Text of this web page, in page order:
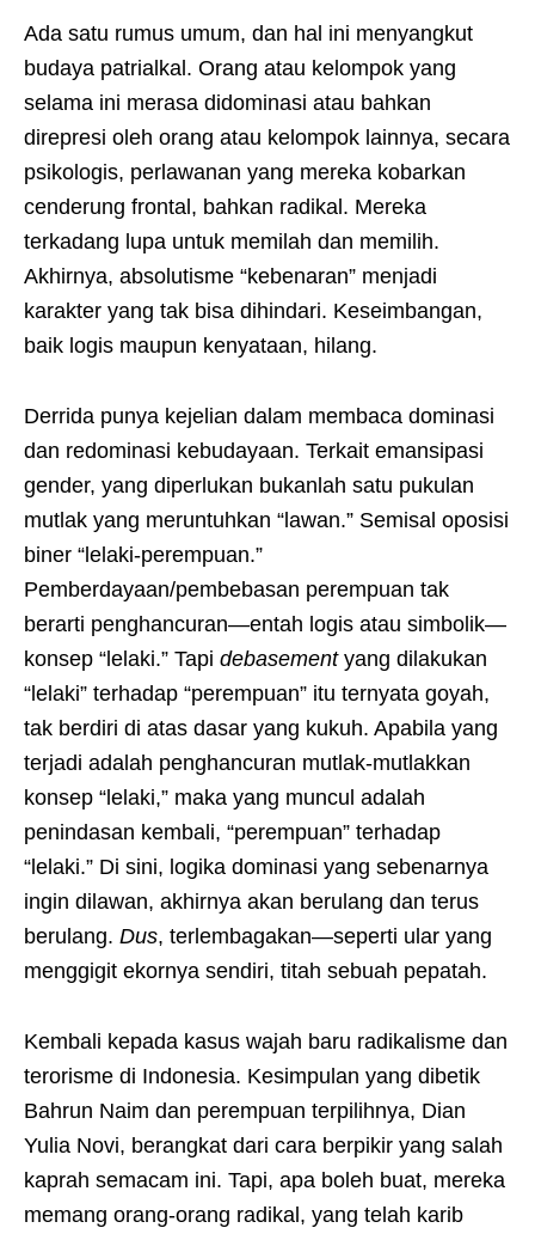
Ada satu rumus umum, dan hal ini menyangkut
budaya patrialkal. Orang atau kelompok yang
selama ini merasa didominasi atau bahkan
direpresi oleh orang atau kelompok lainnya, secara
psikologis, perlawanan yang mereka kobarkan
cenderung frontal, bahkan radikal. Mereka
terkadang lupa untuk memilah dan memilih.
Akhirnya, absolutisme “kebenaran” menjadi
karakter yang tak bisa dihindari. Keseimbangan,
baik logis maupun kenyataan, hilang.
Derrida punya kejelian dalam membaca dominasi
dan redominasi kebudayaan. Terkait emansipasi
gender, yang diperlukan bukanlah satu pukulan
mutlak yang meruntuhkan “lawan.” Semisal oposisi
biner “lelaki-perempuan.”
Pemberdayaan/pembebasan perempuan tak
berarti penghancuran—entah logis atau simbolik—
konsep “lelaki.” Tapi debasement yang dilakukan
“lelaki” terhadap “perempuan” itu ternyata goyah,
tak berdiri di atas dasar yang kukuh. Apabila yang
terjadi adalah penghancuran mutlak-mutlakkan
konsep “lelaki,” maka yang muncul adalah
penindasan kembali, “perempuan” terhadap
“lelaki.” Di sini, logika dominasi yang sebenarnya
ingin dilawan, akhirnya akan berulang dan terus
berulang. Dus, terlembagakan—seperti ular yang
menggigit ekornya sendiri, titah sebuah pepatah.
Kembali kepada kasus wajah baru radikalisme dan
terorisme di Indonesia. Kesimpulan yang dibetik
Bahrun Naim dan perempuan terpilihnya, Dian
Yulia Novi, berangkat dari cara berpikir yang salah
kaprah semacam ini. Tapi, apa boleh buat, mereka
memang orang-orang radikal, yang telah karib